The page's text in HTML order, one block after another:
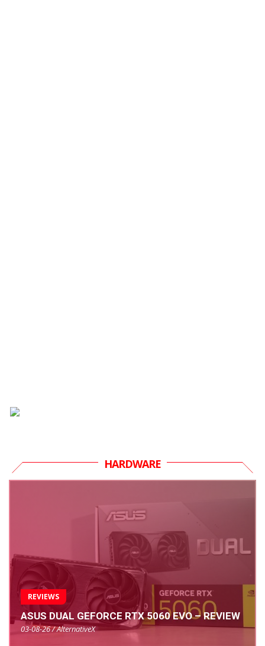
HARDWARE
REVIEWS
ASUS DUAL GEFORCE RTX 5060 EVO – REVIEW
03-08-26 / AlternativeX